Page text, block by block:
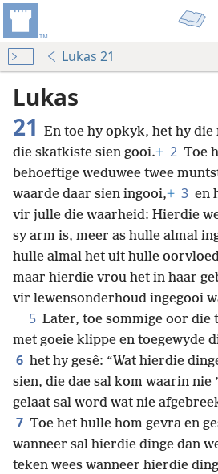
Lukas 21
Lukas
21 En toe hy opkyk, het hy
die skatkiste sien gooi.+ 2 Toe
behoeftige weduwee twee
waarde daar sien ingooi,+ 3 en
vir julle die waarheid: Hierdie
sy arm is, meer as hulle almal
hulle almal het uit hulle
maar hierdie vrou het in haar
vir lewensonderhoud ingegooi
5 Later, toe sommige oor die
met goeie klippe en toegewyde
6 het hy gesê: “Wat hierdie
sien, die dae sal kom waarin nie
gelaat sal word wat nie
7 Toe het hulle hom gevra en
wanneer sal hierdie dinge dan
teken wees wanneer hierdie